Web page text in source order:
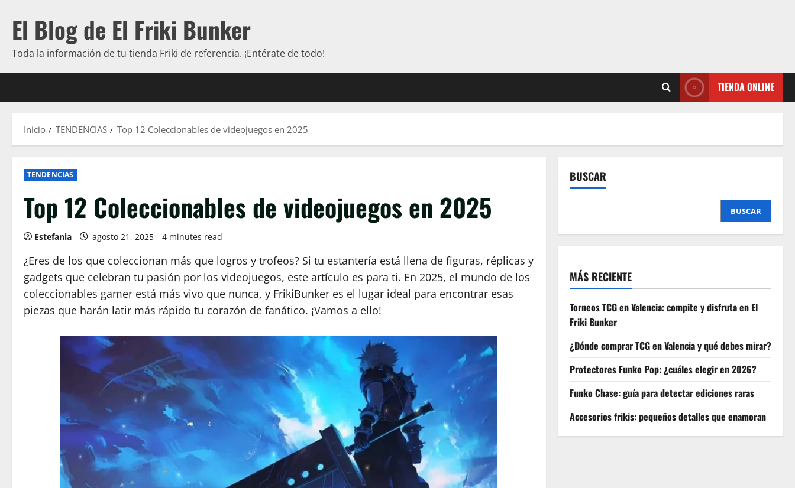
contenido
El Blog de El Friki Bunker
Toda la información de tu tienda Friki de referencia. ¡Entérate de todo!
TIENDA ONLINE
Inicio TENDENCIAS Top 12 Coleccionables de videojuegos en 2025
TENDENCIAS
Top 12 Coleccionables de videojuegos en 2025
Estefania agosto 21, 2025 4 minutes read
¿Eres de los que coleccionan más que logros y trofeos? Si tu estantería está llena de figuras, réplicas y
gadgets que celebran tu pasión por los videojuegos, este artículo es para ti. En 2025, el mundo de los
coleccionables gamer está más vivo que nunca, y FrikiBunker es el lugar ideal para encontrar esas
piezas que harán latir más rápido tu corazón de fanático. ¡Vamos a ello!
BUSCAR
BUSCAR
MÁS RECIENTE
Torneos TCG en Valencia: compite y disfruta en El
Friki Bunker
¿Dónde comprar TCG en Valencia y qué debes mirar?
Protectores Funko Pop: ¿cuáles elegir en 2026?
Funko Chase: guía para detectar ediciones raras
Accesorios frikis: pequeños detalles que enamoran